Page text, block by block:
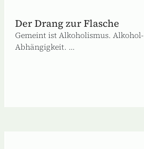
Der Drang zur Flasche
Gemeint ist Alkoholismus. Alkohol-
Abhängigkeit. ...